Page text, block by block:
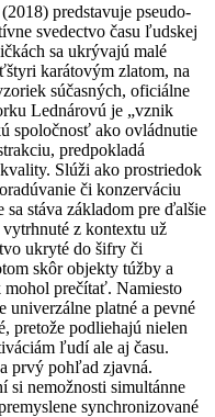
predstavuje pseudo-
svedectvo času ľudskej
sa ukrývajú malé
karátovým zlatom, na
súčasných, oficiálne
Lednárovú je „vznik
spoločnosť ako ovládnutie
predpokladá
Slúži ako prostriedok
či konzerváciu
sa stáva základom pre ďalšie
z kontextu už
ukryté do šifry či
skôr objekty túžby a
mohol prečítať. Namiesto
univerzálne platné a pevné
pretože podliehajú nielen
ľudí ale aj času.
prvý pohľad zjavná.
si nemožnosti simultánne
synchronizované